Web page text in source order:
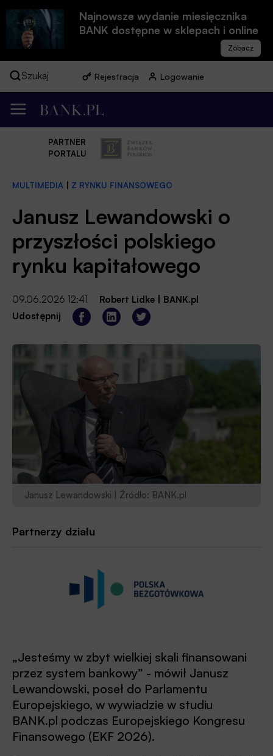
Najnowsze wydanie miesięcznika
BANK dostępne w sklepach i online
Szukaj Rejestracja Logowanie
PARTNER
PORTALU
MULTIMEDIA Z RYNKU FINANSOWEGO
Janusz Lewandowski o
przyszłości polskiego
rynku kapitałowego
09.06.2026 12:41 Robert Lidke
BANK.pl
Udostępnij
Janusz Lewandowski | Źródło: BANK.pl
Partnerzy działu
„Jesteśmy w zbyt wielkiej skali finansowani
przez system bankowy” - mówił Janusz
Lewandowski, poseł do Parlamentu
Europejskiego, w wywiadzie w studiu
BANK.pl podczas Europejskiego Kongresu
Finansowego (EKF 2026).